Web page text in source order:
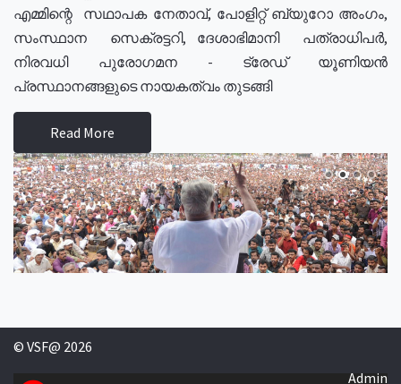
എമ്മിന്റെ സഥാപക നേതാവ്, പോളിറ്റ് ബ്യുറോ അംഗം,
സംസ്ഥാന സെക്രട്ടറി, ദേശാഭിമാനി പത്രാധിപർ,
നിരവധി പുരോഗമന - ട്രേഡ് യൂണിയൻ
പ്രസ്ഥാനങ്ങളുടെ നായകത്വം തുടങ്ങി
Read More
© VSF@ 2026
Admin